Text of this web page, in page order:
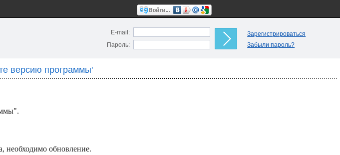
E-mail:
Пароль:
Зарегистрироваться
Забыли пароль?
версию программы'
необходимо обновление.